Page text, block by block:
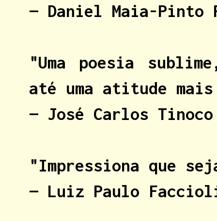
— Daniel Maia-Pinto
"Uma poesia
até uma atitude
— José Carlos
"Impressiona que
— Luiz Paulo